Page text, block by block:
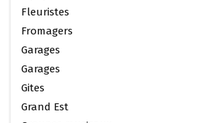
Fleuristes
Fromagers
Garages
Garages
Gites
Grand Est